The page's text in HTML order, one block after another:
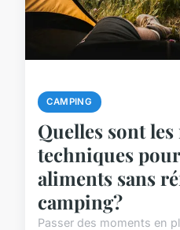
CAMPING
Quelles sont
techniques
aliments sans
camping?
Passer des moments en